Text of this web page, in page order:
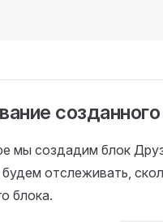
мы создадим блок
отслеживать,
блока.